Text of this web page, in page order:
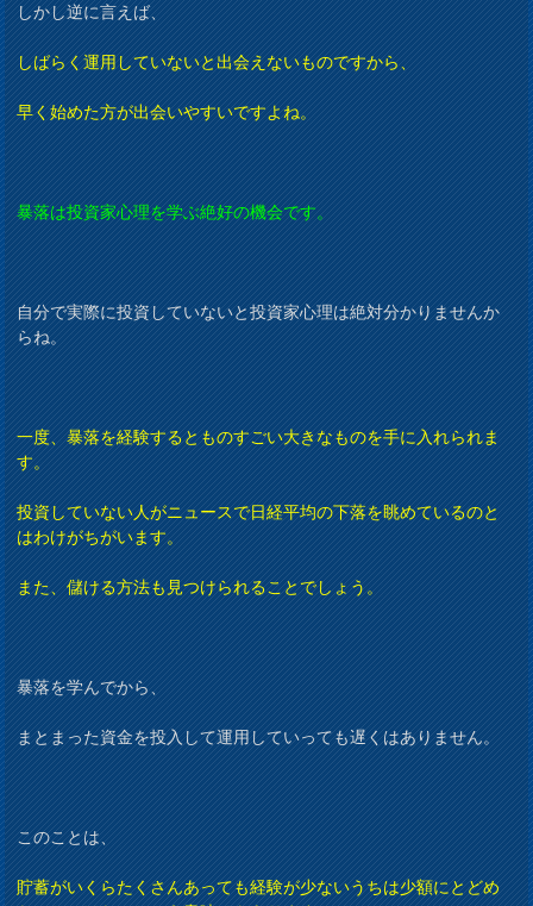
しかし逆に言えば、
しばらく運用していないと出会えないものですから、
早く始めた方が出会いやすいですよね。
暴落は投資家心理を学ぶ絶好の機会です。
自分で実際に投資していないと投資家心理は絶対分かりませんか
らね。
一度、暴落を経験するとものすごい大きなものを手に入れられま
す。
投資していない人がニュースで日経平均の下落を眺めているのと
はわけがちがいます。
また、儲ける方法も見つけられることでしょう。
暴落を学んでから、
まとまった資金を投入して運用していっても遅くはありません。
このことは、
貯蓄がいくらたくさんあっても経験が少ないうちは少額にとどめ